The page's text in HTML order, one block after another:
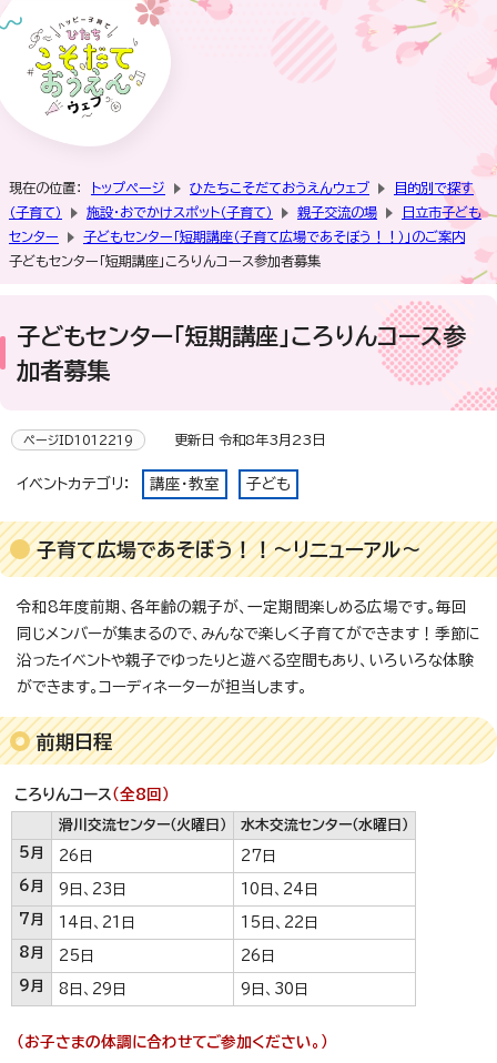
現在の位置： トップページ ひたちこそだておうえんウェブ
目的別で探す
（子育て）
施設・おでかけスポット（子育て） 親子交流の場
日立市子ども
センター
子どもセンター「短期講座（子育て広場であそぼう！！）」のご案内
子どもセンター「短期講座」ころりんコース参加者募集
子どもセンター「短期講座」ころりんコース参
加者募集
ページID1012219 更新日 令和8年3月23日
イベントカテゴリ： 講座・教室 子ども
子育て広場であそぼう！！～リニューアル～
令和8年度前期、各年齢の親子が、一定期間楽しめる広場です。毎回
同じメンバーが集まるので、みんなで楽しく子育てができます！季節に
沿ったイベントや親子でゆったりと遊べる空間もあり、いろいろな体験
ができます。コーディネーターが担当します。
前期日程
ころりんコース （全8回）
滑川交流センター（火曜日）
水木交流センター（水曜日）
5月
26日 27日
6月 9日、23日 10日、24日
7月 14日、21日 15日、22日
8月 25日 26日
9月 8日、29日 9日、30日
（お子さまの体調に合わせてご参加ください。）